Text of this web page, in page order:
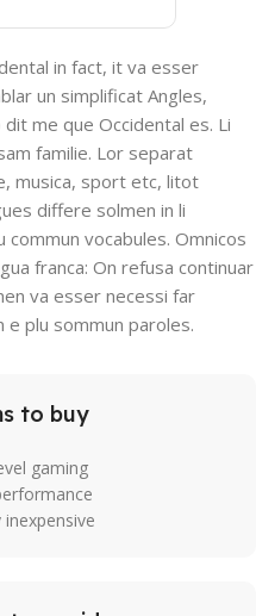
in fact, it va esser
un simplificat Angles,
me que Occidental es. Li
familie. Lor separat
musica, sport etc, litot
differe solmen in li
commun vocabules. Omnicos
franca: On refusa continuar
va esser necessi far
e plu sommun paroles.
to buy
gaming